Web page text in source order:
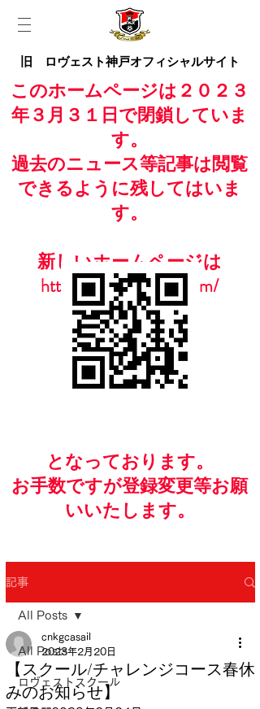
旧 ロヴェスト神戸オフィシャルサイト
このホームページは２０２３
年３月３１日で閉鎖していま
す。
過去のニュース等記事は閲覧
できるように残してはいま
す。
新しいホームページは
https://www.casailfc.com/
​となっております。
お手数ですが​登録変更等お願
いいたします。
記事
All Posts
ロヴェストスクール
All Posts
【スクール/チャレンジコース春休
みのお知らせ】
cnkgcasail
2023年2月20日